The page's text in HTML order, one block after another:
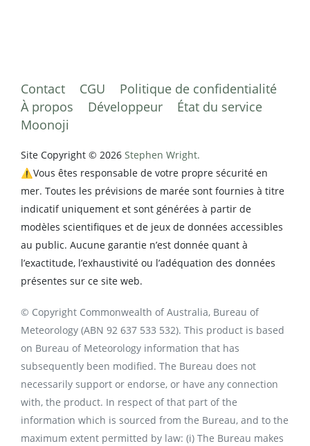
Contact CGU
Politique de confidentialité
À propos
Développeur
État du service
Moonoji
Site Copyright © 2026 Stephen Wright.
⚠️Vous êtes responsable de votre propre sécurité en
mer. Toutes les prévisions de marée sont fournies à titre
indicatif uniquement et sont générées à partir de
modèles scientifiques et de jeux de données accessibles
au public. Aucune garantie n’est donnée quant à
l’exactitude, l’exhaustivité ou l’adéquation des données
présentes sur ce site web.
© Copyright Commonwealth of Australia, Bureau of
Meteorology (ABN 92 637 533 532). This product is based
on Bureau of Meteorology information that has
subsequently been modified. The Bureau does not
necessarily support or endorse, or have any connection
with, the product. In respect of that part of the
information which is sourced from the Bureau, and to the
maximum extent permitted by law: (i) The Bureau makes